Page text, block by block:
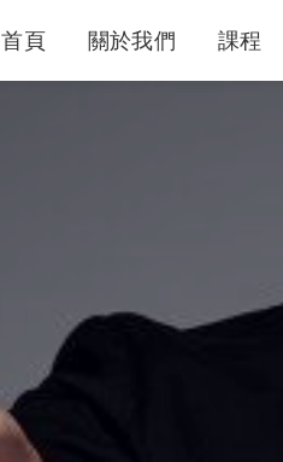
首頁 關於我們 課程